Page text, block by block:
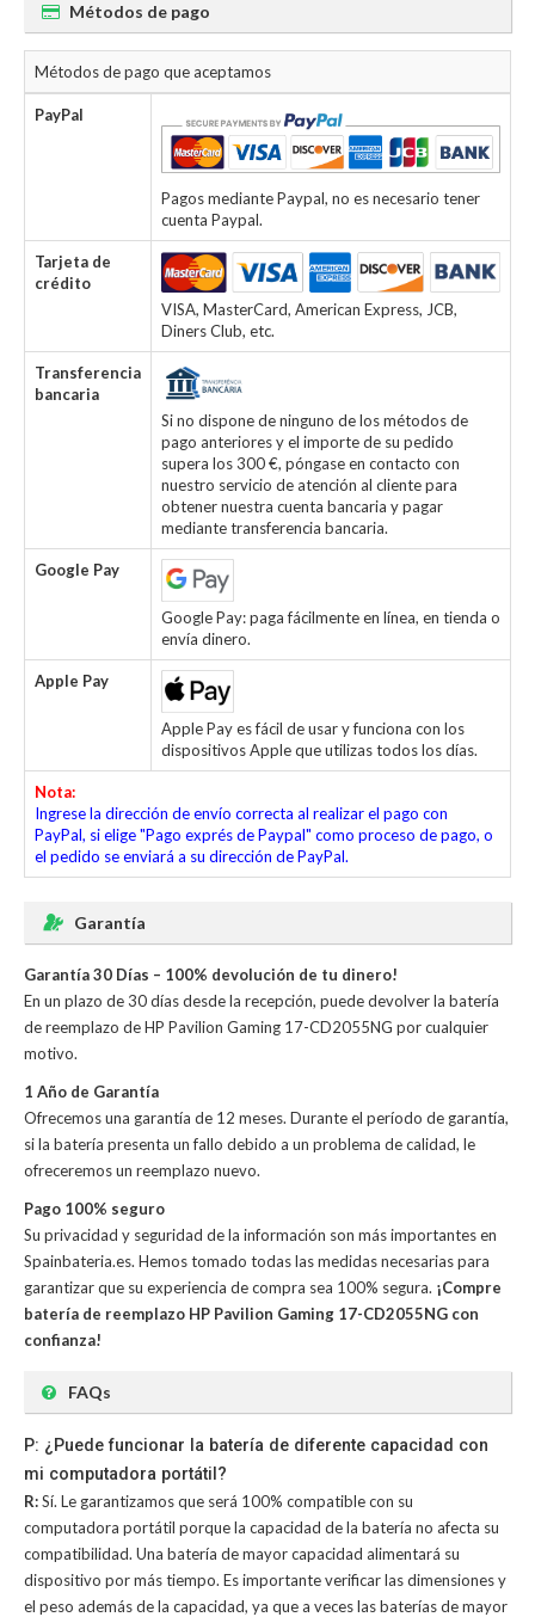
Métodos de pago
Métodos de pago que aceptamos
PayPal
Pagos mediante Paypal, no es necesario tener
cuenta Paypal.
Tarjeta de
crédito
VISA, MasterCard, American Express, JCB,
Diners Club, etc.
Transferencia
bancaria
Si no dispone de ninguno de los métodos de
pago anteriores y el importe de su pedido
supera los 300 €, póngase en contacto con
nuestro servicio de atención al cliente para
obtener nuestra cuenta bancaria y pagar
mediante transferencia bancaria.
Google Pay
Google Pay: paga fácilmente en línea, en tienda o
envía dinero.
Apple Pay
Apple Pay es fácil de usar y funciona con los
dispositivos Apple que utilizas todos los días.
Nota:
Ingrese la dirección de envío correcta al realizar el pago con
PayPal, si elige "Pago exprés de Paypal" como proceso de pago, o
el pedido se enviará a su dirección de PayPal.
Garantía
Garantía 30 Días – 100% devolución de tu dinero!
En un plazo de 30 días desde la recepción, puede devolver la batería
de reemplazo de HP Pavilion Gaming 17-CD2055NG por cualquier
motivo.
1 Año de Garantía
Ofrecemos una garantía de 12 meses. Durante el período de garantía,
si la batería presenta un fallo debido a un problema de calidad, le
ofreceremos un reemplazo nuevo.
Pago 100% seguro
Su privacidad y seguridad de la información son más importantes en
Spainbateria.es. Hemos tomado todas las medidas necesarias para
garantizar que su experiencia de compra sea 100% segura. ¡Compre
batería de reemplazo HP Pavilion Gaming 17-CD2055NG con
confianza!
FAQs
P: ¿Puede funcionar la batería de diferente capacidad con
mi computadora portátil?
R:Sí. Le garantizamos que será 100% compatible con su
computadora portátil porque la capacidad de la batería no afecta su
compatibilidad. Una batería de mayor capacidad alimentará su
dispositivo por más tiempo. Es importante verificar las dimensiones y
el peso además de la capacidad, ya que a veces las baterías de mayor